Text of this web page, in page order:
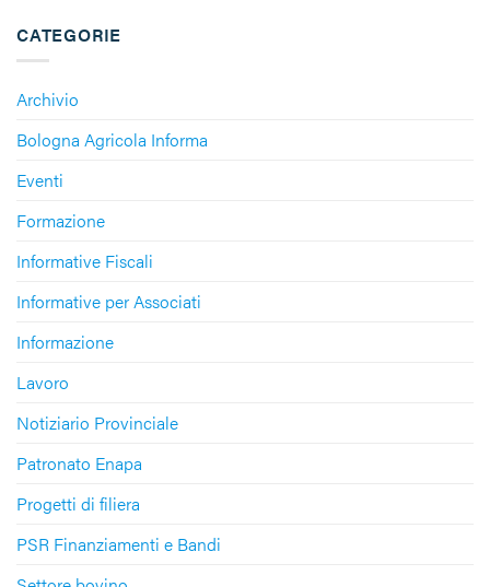
CATEGORIE
Archivio
Bologna Agricola Informa
Eventi
Formazione
Informative Fiscali
Informative per Associati
Informazione
Lavoro
Notiziario Provinciale
Patronato Enapa
Progetti di filiera
PSR Finanziamenti e Bandi